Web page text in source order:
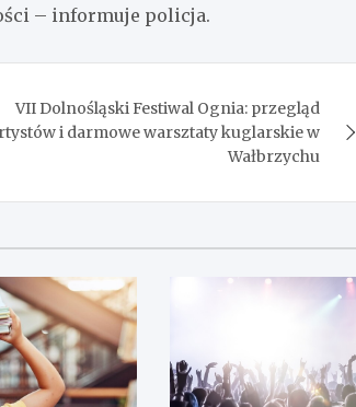
– informuje policja.
VII Dolnośląski Festiwal Ognia: przegląd
i darmowe warsztaty kuglarskie w
Wałbrzychu